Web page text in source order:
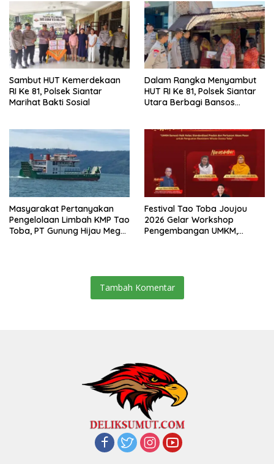
Sambut HUT Kemerdekaan
RI Ke 81, Polsek Siantar
Marihat Bakti Sosial
Dalam Rangka Menyambut
HUT RI Ke 81, Polsek Siantar
Utara Berbagi Bansos
Masyarakat Pertanyakan
Pengelolaan Limbah KMP Tao
Toba, PT Gunung Hijau Mega
Festival Tao Toba Joujou
2026 Gelar Workshop
Pengembangan UMKM,
Tambah Komentar